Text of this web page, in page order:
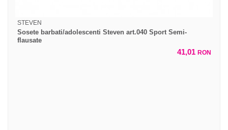
STEVEN
Sosete barbati/adolescenti Steven art.040 Sport Semi-
flausate
41,01 RON